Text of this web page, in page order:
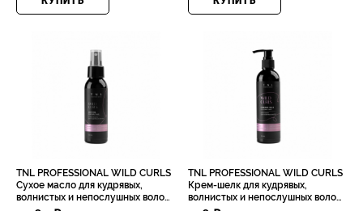
TNL PROFESSIONAL WILD CURLS
Сухое масло для кудрявых,
волнистых и непослушных волос,
TNL PROFESSIONAL WILD CURLS
Крем-шелк для кудрявых,
волнистых и непослушных волос